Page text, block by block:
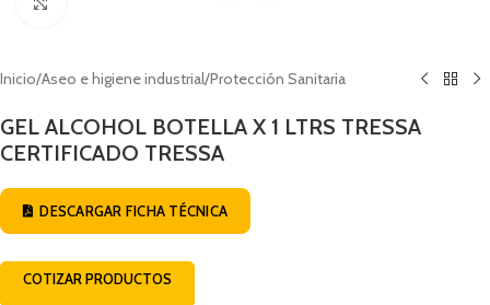
Inicio/Aseo e higiene industrial/Protección Sanitaria
GEL ALCOHOL BOTELLA X 1 LTRS TRESSA
CERTIFICADO TRESSA
DESCARGAR FICHA TÉCNICA
COTIZAR PRODUCTOS